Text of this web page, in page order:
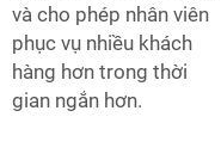
và cho phép nhân viên
phục vụ nhiều khách
hàng hơn trong thời
gian ngắn hơn.